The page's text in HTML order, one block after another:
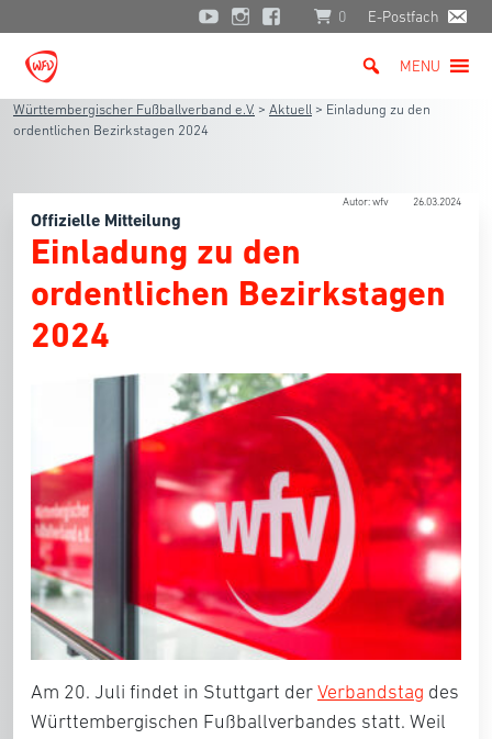
0 E-Postfach
MENU
Württembergischer Fußballverband e.V. > Aktuell > Einladung zu den
ordentlichen Bezirkstagen 2024
Autor: wfv 26.03.2024
Offizielle Mitteilung
Einladung zu den
ordentlichen Bezirkstagen
2024
Am 20. Juli findet in Stuttgart der Verbandstag des
Württembergischen Fußballverbandes statt. Weil